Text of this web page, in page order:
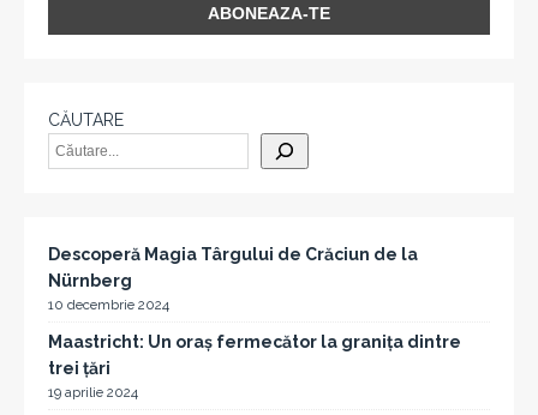
CĂUTARE
Descoperă Magia Târgului de Crăciun de la
Nürnberg
10 decembrie 2024
Maastricht: Un oraș fermecător la granița dintre
trei țări
19 aprilie 2024